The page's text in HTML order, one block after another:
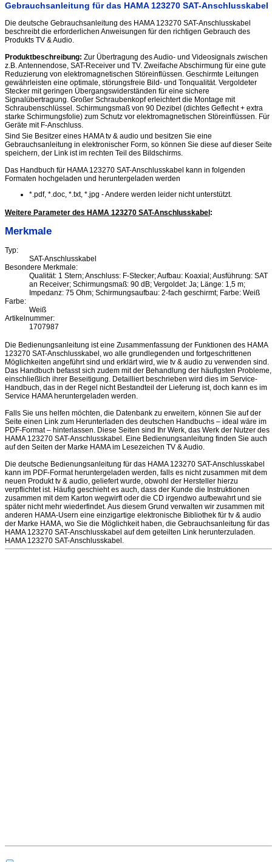
Gebrauchsanleitung für das HAMA 123270 SAT-Anschlusskabel
Die deutsche Gebrauchsanleitung des HAMA 123270 SAT-Anschlusskabel
beschreibt die erforderlichen Anweisungen für den richtigen Gebrauch des
Produkts TV & Audio.
Produktbeschreibung: Zur Übertragung des Audio- und Videosignals zwischen
z.B. Antennendose, SAT-Receiver und TV. Zweifache Abschirmung für eine gute
Reduzierung von elektromagnetischen Störeinflüssen. Geschirmte Leitungen
gewährleisten eine optimale, störungsfreie Bild- und Tonqualität. Vergoldeter
Stecker mit geringen Übergangswiderständen für eine sichere
Signalübertragung. Großer Schraubenkopf erleichtert die Montage mit
Schraubenschlüssel. Schirmungsmaß von 90 Dezibel (dichtes Geflecht + extra
starke Schirmungsfolie) zum Schutz vor elektromagnetischen Störeinflüssen. Für
Geräte mit F-Anschluss.
Sind Sie Besitzer eines HAMA tv & audio und besitzen Sie eine
Gebrauchsanleitung in elektronischer Form, so können Sie diese auf dieser Seite
speichern, der Link ist im rechten Teil des Bildschirms.
Das Handbuch für HAMA 123270 SAT-Anschlusskabel kann in folgenden
Formaten hochgeladen und heruntergeladen werden
*.pdf, *.doc, *.txt, *.jpg - Andere werden leider nicht unterstützt.
Weitere Parameter des HAMA 123270 SAT-Anschlusskabel :
Merkmale
Typ:
SAT-Anschlusskabel
Besondere Merkmale:
Qualität: 1 Stern; Anschluss: F-Stecker; Aufbau: Koaxial; Ausführung: SAT
an Receiver; Schirmungsmaß: 90 dB; Vergoldet: Ja; Länge: 1,5 m;
Impedanz: 75 Ohm; Schirmungsaufbau: 2-fach geschirmt; Farbe: Weiß
Farbe:
Weiß
Artikelnummer:
1707987
Die Bedienungsanleitung ist eine Zusammenfassung der Funktionen des HAMA
123270 SAT-Anschlusskabel, wo alle grundlegenden und fortgeschrittenen
Möglichkeiten angeführt sind und erklärt wird, wie tv & audio zu verwenden sind.
Das Handbuch befasst sich zudem mit der Behandlung der häufigsten Probleme,
einschließlich ihrer Beseitigung. Detailliert beschrieben wird dies im Service-
Handbuch, das in der Regel nicht Bestandteil der Lieferung ist, doch kann es im
Service HAMA heruntergeladen werden.
Falls Sie uns helfen möchten, die Datenbank zu erweitern, können Sie auf der
Seite einen Link zum Herunterladen des deutschen Handbuchs – ideal wäre im
PDF-Format – hinterlassen. Diese Seiten sind Ihr Werk, das Werk der Nutzer des
HAMA 123270 SAT-Anschlusskabel. Eine Bedienungsanleitung finden Sie auch
auf den Seiten der Marke HAMA im Lesezeichen TV & Audio.
Die deutsche Bedienungsanleitung für das HAMA 123270 SAT-Anschlusskabel
kann im PDF-Format heruntergeladen werden, falls es nicht zusammen mit dem
neuen Produkt tv & audio, geliefert wurde, obwohl der Hersteller hierzu
verpflichtet ist. Häufig geschieht es auch, dass der Kunde die Instruktionen
zusammen mit dem Karton wegwirft oder die CD irgendwo aufbewahrt und sie
später nicht mehr wiederfindet. Aus diesem Grund verwalten wir zusammen mit
anderen HAMA-Usern eine einzigartige elektronische Bibliothek für tv & audio
der Marke HAMA, wo Sie die Möglichkeit haben, die Gebrauchsanleitung für das
HAMA 123270 SAT-Anschlusskabel auf dem geteilten Link herunterzuladen.
HAMA 123270 SAT-Anschlusskabel.